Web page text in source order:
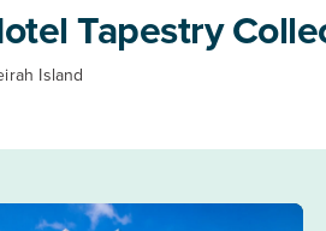
Tapestry
Island